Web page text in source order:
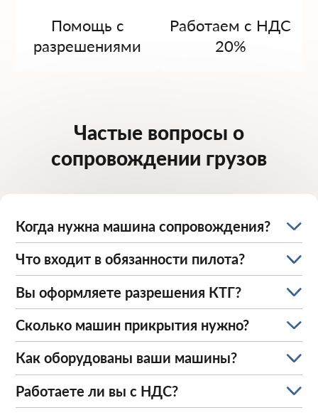
Помощь с
разрешениями
Работаем с НДС
20%
Частые вопросы о
сопровождении грузов
Когда нужна машина сопровождения?
Что входит в обязанности пилота?
Вы оформляете разрешения КТГ?
Сколько машин прикрытия нужно?
Как оборудованы ваши машины?
Работаете ли вы с НДС?